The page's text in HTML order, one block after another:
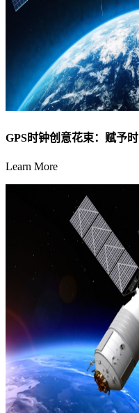
GPS时钟创意花束：赋予时
Learn More